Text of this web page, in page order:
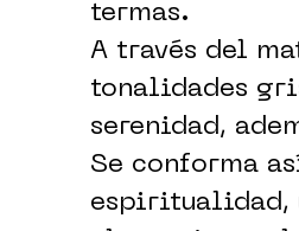
termas.
A través del
tonalidades
serenidad,
Se conforma
espiritualidad,